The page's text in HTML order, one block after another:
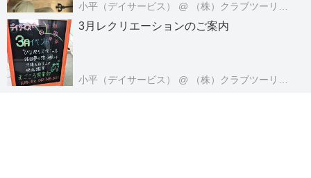
小平（デイサービス） @ （株）クラブツーリズム・ライフケアサービス
3月レクリエーションのご案内
小平（デイサービス） @ （株）クラブツーリズム・ライフケアサービス